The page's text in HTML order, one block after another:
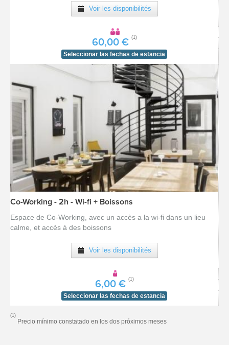
Voir les disponibilités
60,00 €
(1)
Seleccionar las fechas de estancia
Co-Working - 2h - Wi-fi + Boissons
Espace de Co-Working, avec un accès a la wi-fi dans un lieu
calme, et accès à des boissons
Voir les disponibilités
6,00 €
(1)
Seleccionar las fechas de estancia
(1)
Precio mínimo constatado en los dos próximos meses